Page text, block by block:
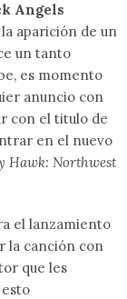
Angels
aparición de un
un tanto
es momento
anuncio con
con el titulo de
en el nuevo
Hawk: Northwest
el lanzamiento
la canción con
que les
esto